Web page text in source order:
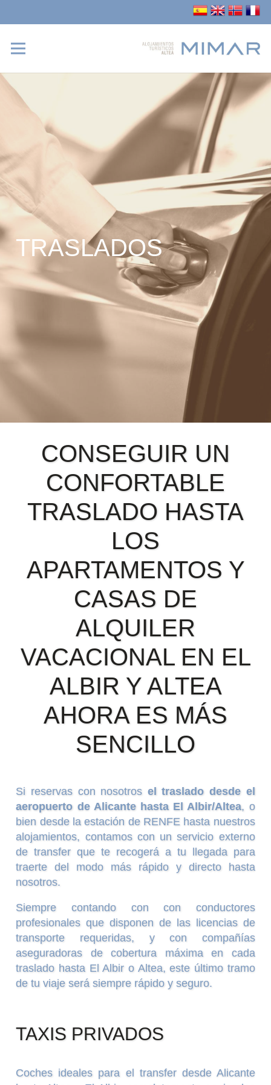
TRASLADOS
CONSEGUIR UN
CONFORTABLE
TRASLADO HASTA
LOS
APARTAMENTOS Y
CASAS DE
ALQUILER
VACACIONAL EN EL
ALBIR Y ALTEA
AHORA ES MÁS
SENCILLO
Si reservas con nosotros el traslado desde el
aeropuerto de Alicante hasta El Albir/Altea, o
bien desde la estación de RENFE hasta nuestros
alojamientos, contamos con un servicio externo
de transfer que te recogerá a tu llegada para
traerte del modo más rápido y directo hasta
nosotros.
Siempre contando con con conductores
profesionales que disponen de las licencias de
transporte requeridas, y con compañías
aseguradoras de cobertura máxima en cada
traslado hasta El Albir o Altea, este último tramo
de tu viaje será siempre rápido y seguro.
TAXIS PRIVADOS
Coches ideales para el transfer desde Alicante